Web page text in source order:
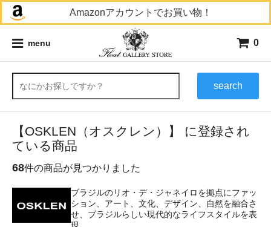
Amazonアカウントでお買い物！
menu 0
search
【OSKLEN（オスクレン）】 に登録され
ている商品
68件の商品が見つかりました
ブラジルのリオ・デ・ジャネイロを拠点にファッ
ション、アート、文化、デザイン、自然を融合さ
せ、ブラジルらしい現代的なライフスタイルを表